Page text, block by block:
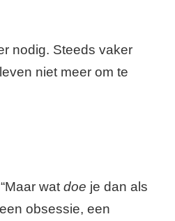
nodig. Steeds vaker
niet meer om te
wat doe je dan als
obsessie, een